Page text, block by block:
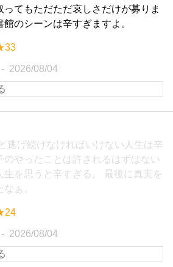
ってもただただ哀しさだけが募りま
のシーンは辛すぎますよ。
2026/08/04
逃げ続けなければいけない人生は辛
のやったことは許されるはずはない
生を思うと辛すぎる。 最後に真実を
ぁ。
2026/08/04